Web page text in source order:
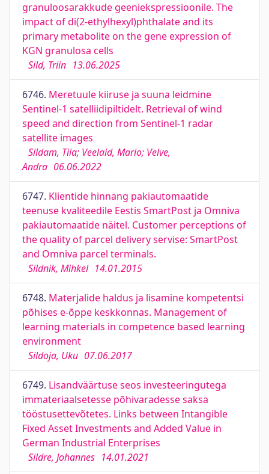
granuloosarakkude geeniekspressioonile. The
impact of di(2-ethylhexyl)phthalate and its
primary metabolite on the gene expression of
KGN granulosa cells
Sild, Triin 13.06.2025
6746. Meretuule kiiruse ja suuna leidmine
Sentinel-1 satelliidipiltidelt. Retrieval of wind
speed and direction from Sentinel-1 radar
satellite images
Sildam, Tiia; Veelaid, Mario; Velve,
Andra 06.06.2022
6747. Klientide hinnang pakiautomaatide
teenuse kvaliteedile Eestis SmartPost ja Omniva
pakiautomaatide näitel. Customer perceptions of
the quality of parcel delivery servise: SmartPost
and Omniva parcel terminals.
Sildnik, Mihkel 14.01.2015
6748. Materjalide haldus ja lisamine kompetentsi
põhises e-õppe keskkonnas. Management of
learning materials in competence based learning
environment
Sildoja, Uku 07.06.2017
6749. Lisandväärtuse seos investeeringutega
immateriaalsetesse põhivaradesse saksa
tööstusettevõtetes. Links between Intangible
Fixed Asset Investments and Added Value in
German Industrial Enterprises
Sildre, Johannes 14.01.2021